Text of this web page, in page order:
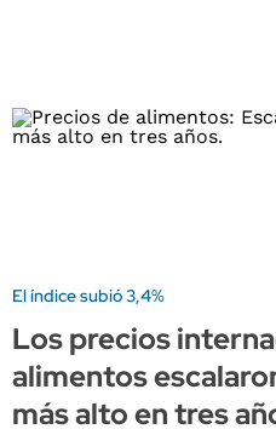
El índice subió 3,4%
Los precios
alimentos
más alto en tres